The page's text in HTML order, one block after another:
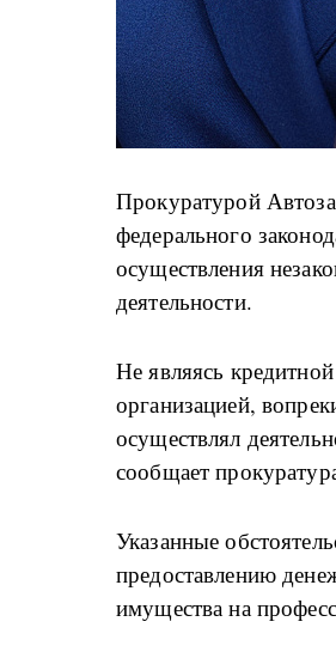
Прокуратурой
федерального
осуществления
деятельности.
Не являясь
организацией,
осуществлял
сообщает
Указанные
предоставлению
имущества на